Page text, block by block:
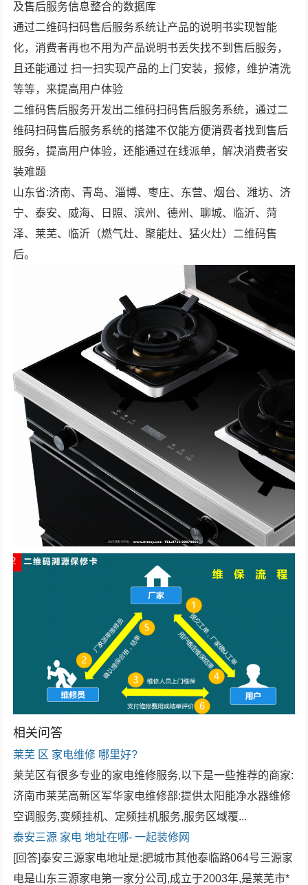
及售后服务信息整合的数据库
通过二维码扫码售后服务系统让产品的说明书实现智能
化，消费者再也不用为产品说明书丢失找不到售后服务，
且还能通过 扫一扫实现产品的上门安装，报修，维护清洗
等等，来提高用户体验
二维码售后服务开发出二维码扫码售后服务系统，通过二
维码扫码售后服务系统的搭建不仅能方便消费者找到售后
服务，提高用户体验，还能通过在线派单，解决消费者安
装难题
山东省:济南、青岛、淄博、枣庄、东营、烟台、潍坊、济
宁、泰安、威海、日照、滨州、德州、聊城、临沂、菏
泽、莱芜、临沂（燃气灶、聚能灶、猛火灶）二维码售
后。
相关问答
莱芜 区 家电维修 哪里好?
莱芜区有很多专业的家电维修服务,以下是一些推荐的商家:
济南市莱芜高新区军华家电维修部:提供太阳能净水器维修
空调服务,变频挂机、定频挂机服务,服务区域覆...
泰安三源 家电地址在哪- 一起装修网
[回答]泰安三源家电地址是:肥城市其他泰临路064号三源家
电是山东三源家电第一家分公司,成立于2003年,是莱芜市*